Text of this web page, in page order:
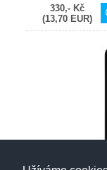
330,- Kč
(13,70 EUR)